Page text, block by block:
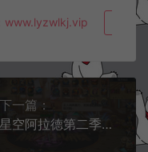
www.lyzwlkj.vip 复
下一篇：
星空阿拉德第二季配套xls完整表